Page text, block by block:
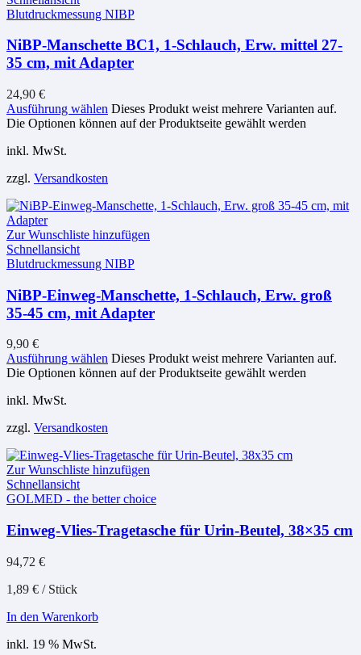
Blutdruckmessung NIBP
NiBP-Manschette BC1, 1-Schlauch, Erw. mittel 27-
35 cm, mit Adapter
24,90 €
Ausführung wählen Dieses Produkt weist mehrere Varianten auf.
Die Optionen können auf der Produktseite gewählt werden
inkl. MwSt.
zzgl. Versandkosten
Zur Wunschliste hinzufügen
Schnellansicht
Blutdruckmessung NIBP
NiBP-Einweg-Manschette, 1-Schlauch, Erw. groß
35-45 cm, mit Adapter
9,90 €
Ausführung wählen Dieses Produkt weist mehrere Varianten auf.
Die Optionen können auf der Produktseite gewählt werden
inkl. MwSt.
zzgl. Versandkosten
Zur Wunschliste hinzufügen
Schnellansicht
GOLMED - the better choice
Einweg-Vlies-Tragetasche für Urin-Beutel, 38×35 cm
94,72 €
1,89 € / Stück
In den Warenkorb
inkl. 19 % MwSt.